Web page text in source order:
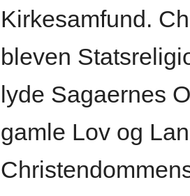
Kirkesamfund.
bleven
lyde Sagaernes
gamle Lov og